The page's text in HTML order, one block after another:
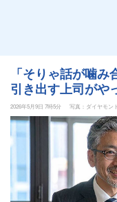
「そりゃ話が噛
引き出す上司がや
2026年5月9日 7時5分 写真：ダイヤモン